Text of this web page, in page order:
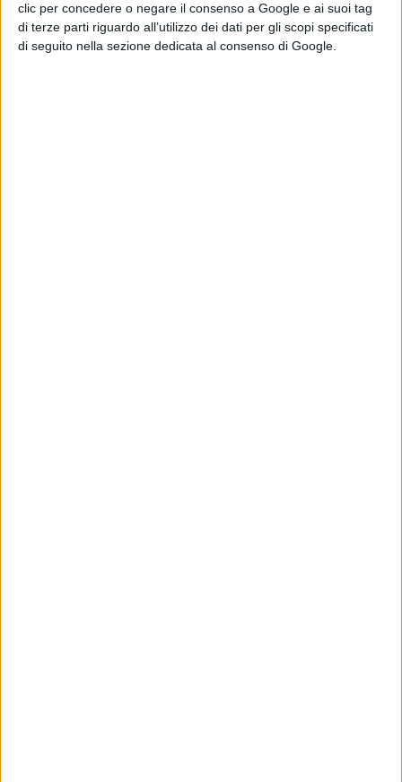
clic per concedere o negare il consenso a Google e ai suoi tag
di terze parti riguardo all’utilizzo dei dati per gli scopi specificati
di seguito nella sezione dedicata al consenso di Google.
pubblico in un vortice di risate con un suggestivo colpo
di scena finale. Uno spettacolo comico che fa riflettere